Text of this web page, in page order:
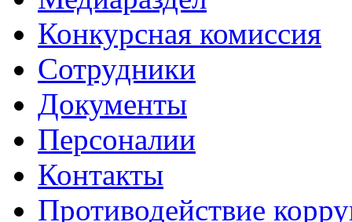
Конкурсная комиссия
Сотрудники
Документы
Персоналии
Контакты
Противодействие